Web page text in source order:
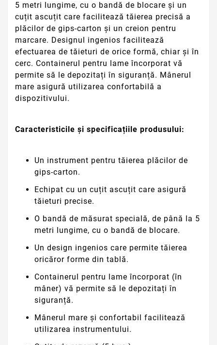
5 metri lungime, cu o bandă de blocare și un
cuțit ascuțit care facilitează tăierea precisă a
plăcilor de gips-carton și un creion pentru
marcare. Designul ingenios facilitează
efectuarea de tăieturi de orice formă, chiar și în
cerc. Containerul pentru lame încorporat vă
permite să le depozitați în siguranță. Mânerul
mare asigură utilizarea confortabilă a
dispozitivului.
Caracteristicile și specificațiile produsului:
Un instrument pentru tăierea plăcilor de
gips-carton.
Echipat cu un cuțit ascuțit care asigură
tăieturi precise.
O bandă de măsurat specială, de până la 5
metri lungime, cu o bandă de blocare.
Un design ingenios care permite tăierea
oricăror forme din tablă.
Containerul pentru lame încorporat (în
mâner) vă permite să le depozitați în
siguranță.
Mânerul mare și confortabil facilitează
utilizarea instrumentului.